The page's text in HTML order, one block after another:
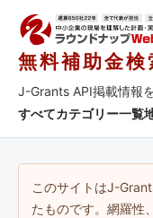
無料補助金検
J-Grants API掲載情報
すべてカテゴリー一覧
このサイトはJ-
たものです。網羅性